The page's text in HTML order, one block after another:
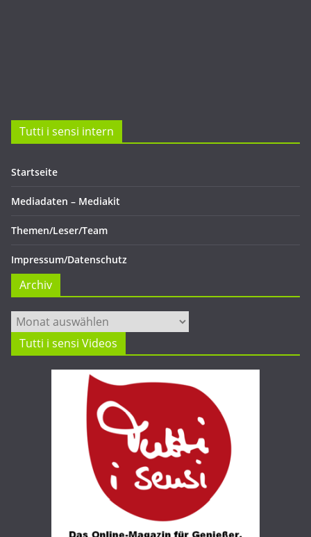
Tutti i sensi intern
Startseite
Mediadaten – Mediakit
Themen/Leser/Team
Impressum/Datenschutz
Archiv
Archiv
Tutti i sensi Videos